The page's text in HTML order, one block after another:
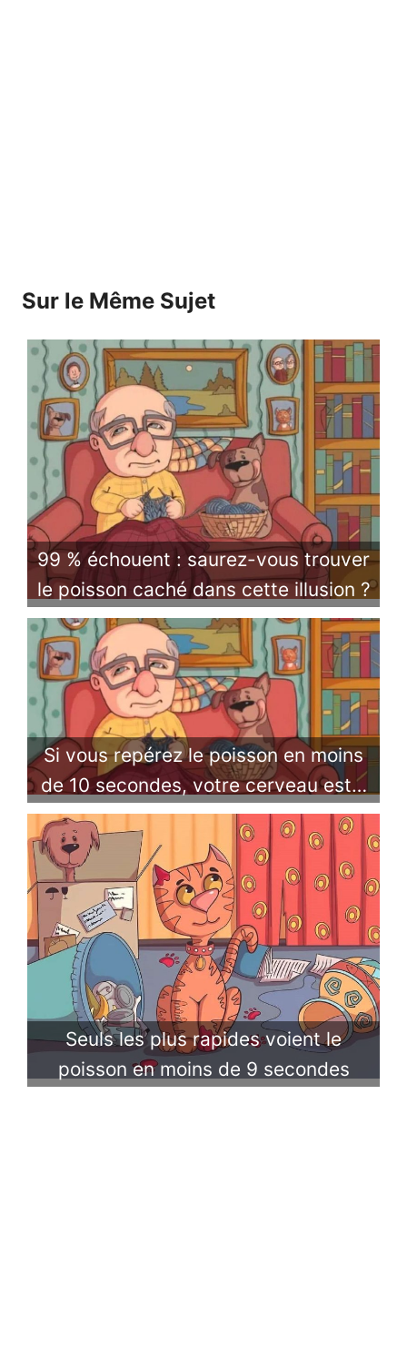
Sur le Même Sujet
99 % échouent : saurez-vous trouver
le poisson caché dans cette illusion ?
Si vous repérez le poisson en moins
de 10 secondes, votre cerveau est…
Seuls les plus rapides voient le
poisson en moins de 9 secondes